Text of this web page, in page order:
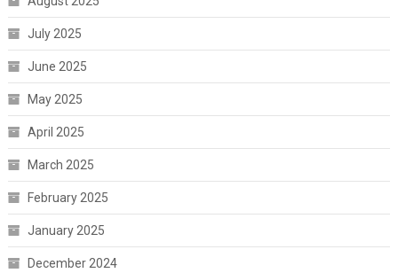
July 2025
June 2025
May 2025
April 2025
March 2025
February 2025
January 2025
December 2024